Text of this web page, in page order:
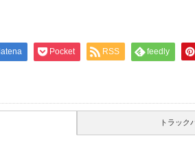
Pocket RSS feedly
トラック